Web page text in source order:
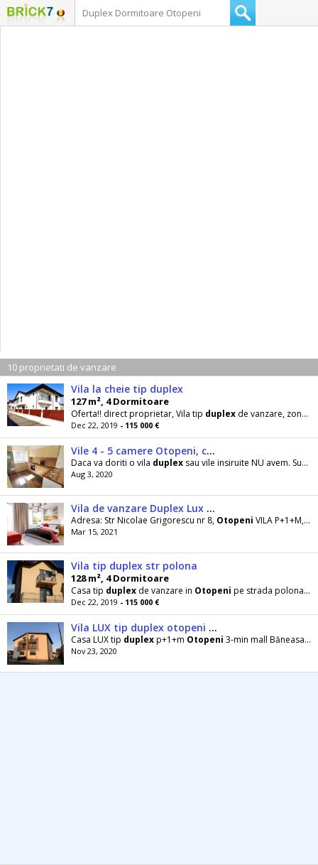
10 proprietati de vanzare
Vila la cheie tip duplex
127 m², 4 Dormitoare
Oferta!! direct proprietar, Vila tip duplex de vanzare, zona de nord, zona cu vile! Acesta are o
Dec 22, 2019 - 115 000 €
Vile 4 - 5 camere Otopeni, complex Otopeni City Gardens, 0% comision
Daca va doriti o vila duplex sau vile insiruite NU avem. Suntem
Aug 3, 2020
Vila de vanzare Duplex Lux zona de Nord Baneasa Otopeni
Adresa: Str Nicolae Grigorescu nr 8, Otopeni VILA P+1+M, 4 camere, 3 bai, 2 locuri de parcare, 160
Mar 15, 2021
Vila tip duplex str polona
128 m², 4 Dormitoare
Casa tip duplex de vanzare in Otopeni pe strada polona.
Dec 22, 2019 - 115 000 €
Vila LUX tip duplex otopeni str munteniei 3-min mall baneasa
Casa LUX tip duplexp+1+m Otopeni 3-min mall Băneasa Construcție noua ! 271 mp utili Casa
Nov 23, 2020